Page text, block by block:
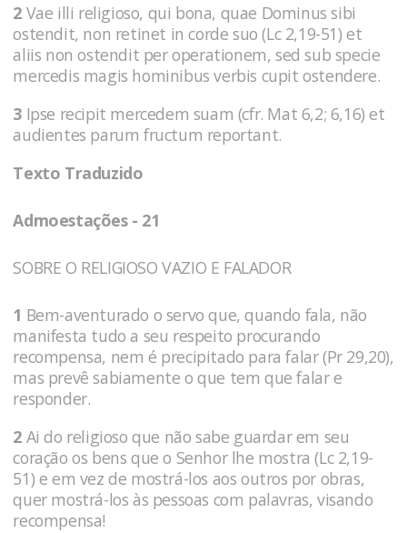
2 Vae illi religioso, qui bona, quae Dominus sibi
ostendit, non retinet in corde suo (Lc 2,19-51) et
aliis non ostendit per operationem, sed sub specie
mercedis magis hominibus verbis cupit ostendere.
3 Ipse recipit mercedem suam (cfr. Mat 6,2; 6,16) et
audientes parum fructum reportant.
Texto Traduzido
Admoestações - 21
SOBRE O RELIGIOSO VAZIO E FALADOR
1 Bem-aventurado o servo que, quando fala, não
manifesta tudo a seu respeito procurando
recompensa, nem é precipitado para falar (Pr 29,20),
mas prevê sabiamente o que tem que falar e
responder.
2 Ai do religioso que não sabe guardar em seu
coração os bens que o Senhor lhe mostra (Lc 2,19-
51) e em vez de mostrá-los aos outros por obras,
quer mostrá-los às pessoas com palavras, visando
recompensa!